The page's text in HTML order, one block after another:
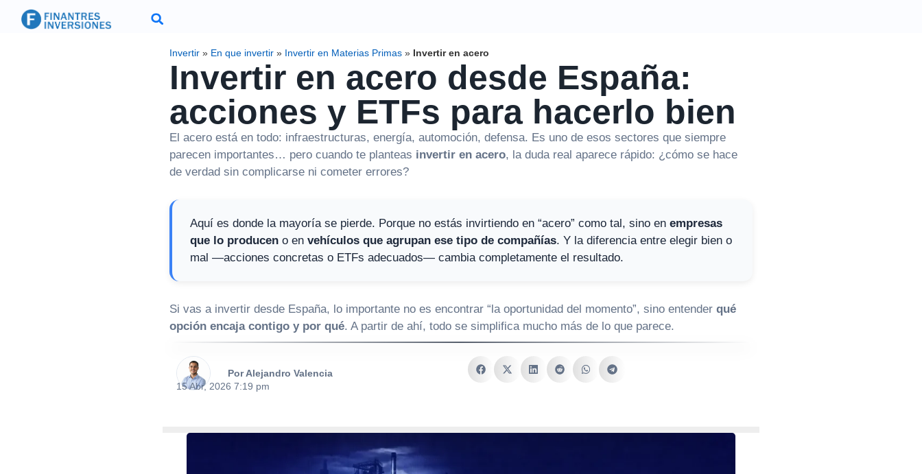
Invertir » En que invertir » Invertir en Materias Primas » Invertir en acero
Invertir en acero desde España:
acciones y ETFs para hacerlo bien
El acero está en todo: infraestructuras, energía, automoción, defensa. Es uno de esos sectores que siempre
parecen importantes… pero cuando te planteas invertir en acero, la duda real aparece rápido: ¿cómo se hace
de verdad sin complicarse ni cometer errores?
Aquí es donde la mayoría se pierde. Porque no estás invirtiendo en “acero” como tal, sino en empresas
que lo producen o en vehículos que agrupan ese tipo de compañías. Y la diferencia entre elegir bien o
mal —acciones concretas o ETFs adecuados— cambia completamente el resultado.
Si vas a invertir desde España, lo importante no es encontrar “la oportunidad del momento”, sino entender qué
opción encaja contigo y por qué. A partir de ahí, todo se simplifica mucho más de lo que parece.
Por Alejandro Valencia
15 Abr, 2026 7:19 pm